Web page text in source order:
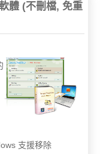
體 (不刪檔, 免重
支援移除